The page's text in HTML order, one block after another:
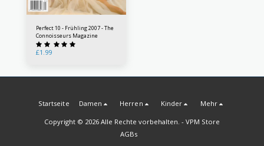
Perfect 10 - Frühling 2007 - The
Connoisseurs Magazine
£1.99
Startseite Damen Herren Kinder Mehr
Copyright © 2026 Alle Rechte vorbehalten. - VPM Store
AGBs